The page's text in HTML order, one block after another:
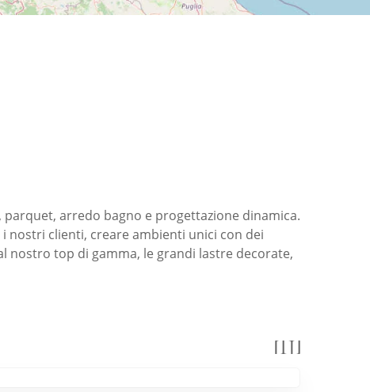
arredo bagno e progettazione dinamica.
nostri clienti, creare ambienti unici con dei
nostro top di gamma, le grandi lastre decorate,